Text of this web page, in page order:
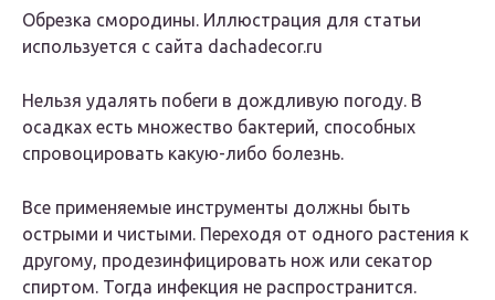
Обрезка смородины. Иллюстрация для статьи
используется с сайта dachadecor.ru
Нельзя удалять побеги в дождливую погоду. В
осадках есть множество бактерий, способных
спровоцировать какую-либо болезнь.
Все применяемые инструменты должны быть
острыми и чистыми. Переходя от одного растения к
другому, продезинфицировать нож или секатор
спиртом. Тогда инфекция не распространится.